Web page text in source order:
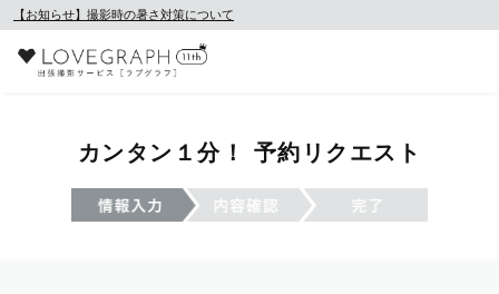
【お知らせ】撮影時の暑さ対策について
カンタン１分！ 予約リクエスト